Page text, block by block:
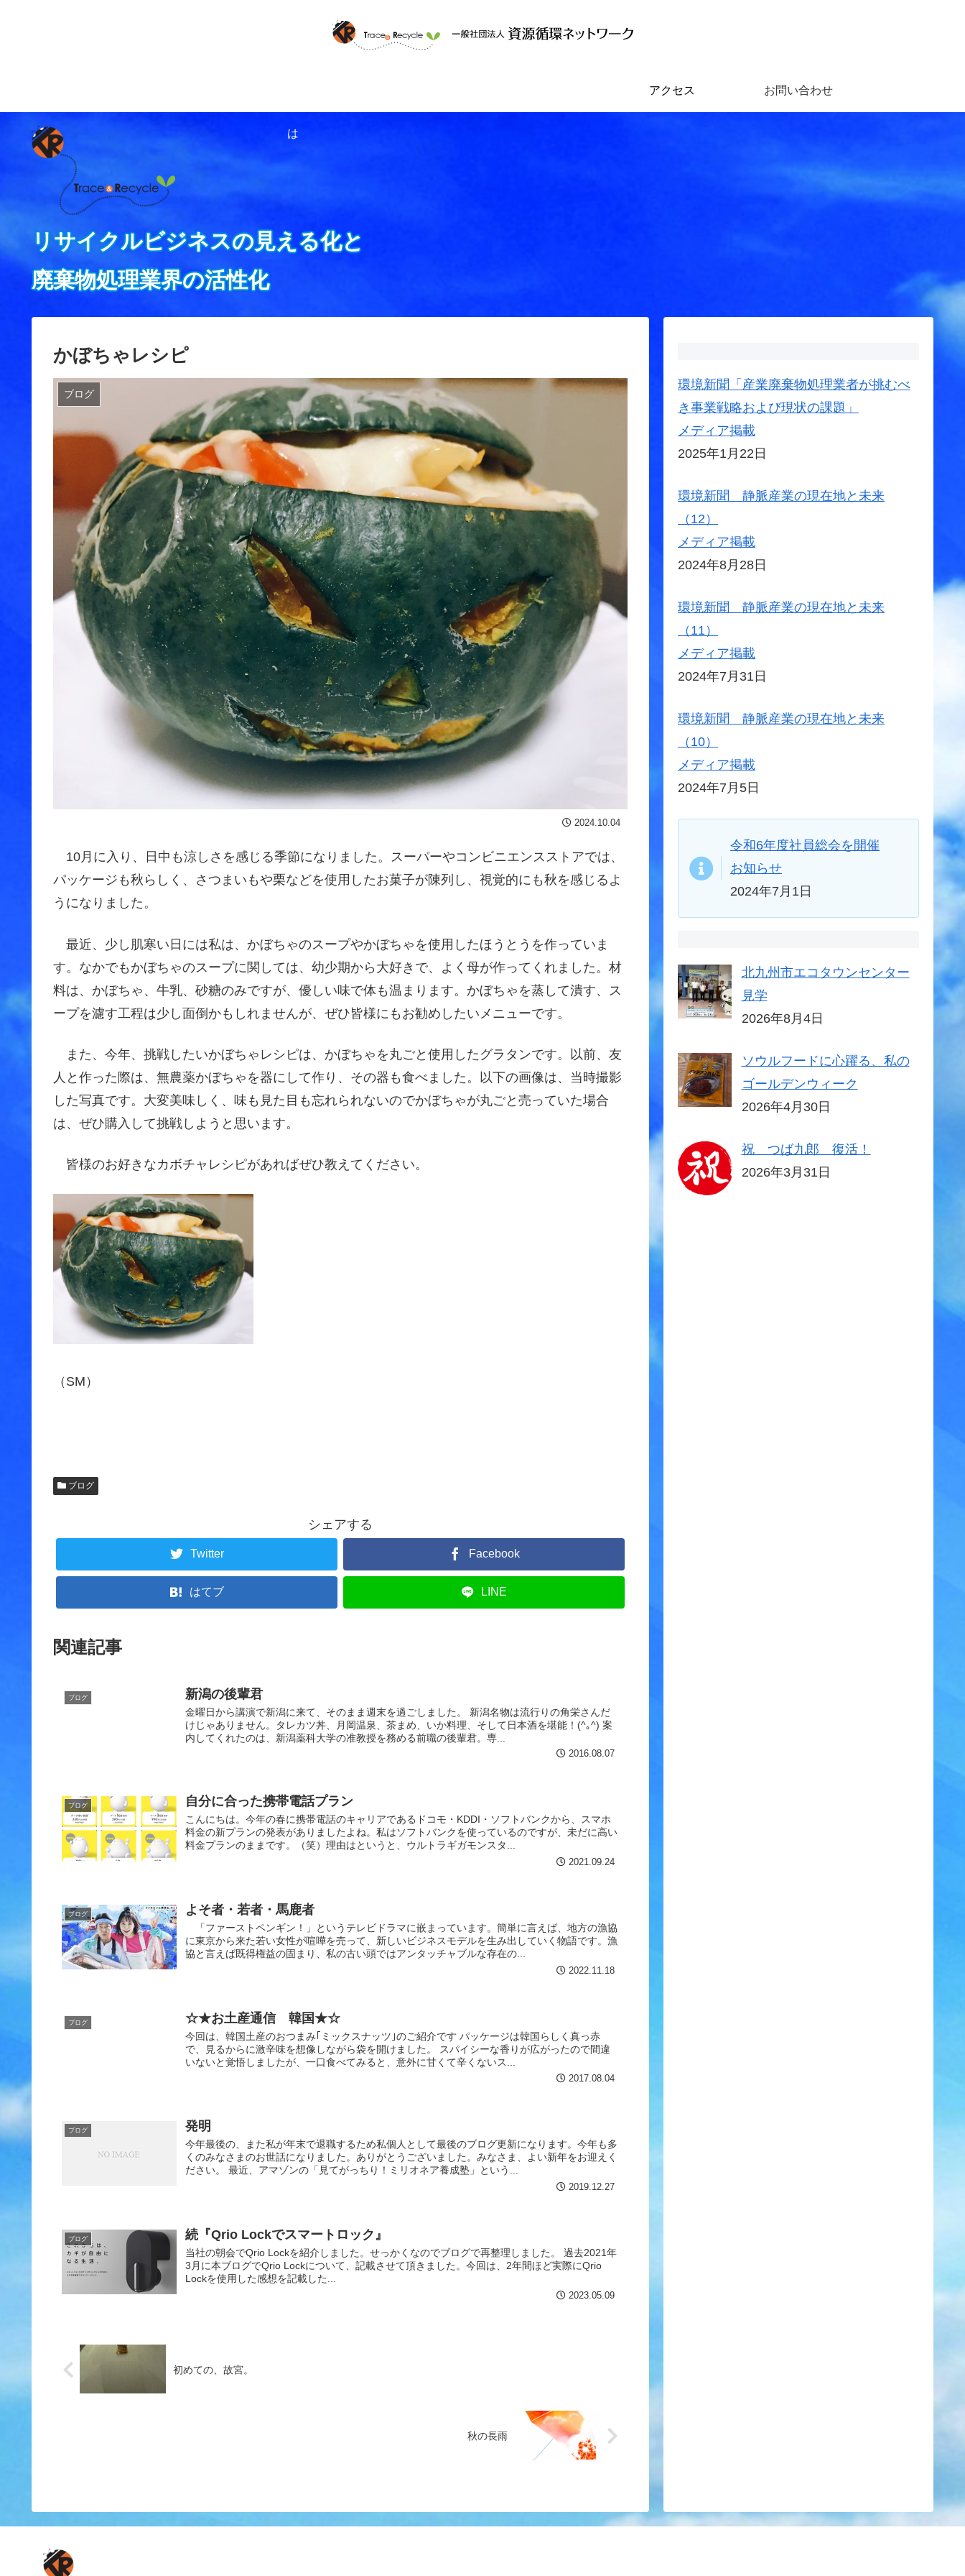
は
アクセス お問い合わせ
リサイクルビジネスの見える化と
廃棄物処理業界の活性化
かぼちゃレシピ
ブログ
2024.10.04
10月に入り、日中も涼しさを感じる季節になりました。スーパーやコンビニエンスストアでは、
パッケージも秋らしく、さつまいもや栗などを使用したお菓子が陳列し、視覚的にも秋を感じるよ
うになりました。
最近、少し肌寒い日には私は、かぼちゃのスープやかぼちゃを使用したほうとうを作っていま
す。なかでもかぼちゃのスープに関しては、幼少期から大好きで、よく母が作ってくれました。材
料は、かぼちゃ、牛乳、砂糖のみですが、優しい味で体も温まります。かぼちゃを蒸して潰す、ス
ープを濾す工程は少し面倒かもしれませんが、ぜひ皆様にもお勧めしたいメニューです。
また、今年、挑戦したいかぼちゃレシピは、かぼちゃを丸ごと使用したグラタンです。以前、友
人と作った際は、無農薬かぼちゃを器にして作り、その器も食べました。以下の画像は、当時撮影
した写真です。大変美味しく、味も見た目も忘れられないのでかぼちゃが丸ごと売っていた場合
は、ぜひ購入して挑戦しようと思います。
皆様のお好きなカボチャレシピがあればぜひ教えてください。
（SM）
ブログ
シェアする
Twitter Facebook
はてブ LINE
関連記事
ブログ 新潟の後輩君
金曜日から講演で新潟に来て、そのまま週末を過ごしました。 新潟名物は流行りの角栄さんだ
けじゃありません。タレカツ丼、月岡温泉、茶まめ、いか料理、そして日本酒を堪能！(^｡^) 案
内してくれたのは、新潟薬科大学の准教授を務める前職の後輩君。専...
2016.08.07
ブログ 自分に合った携帯電話プラン
こんにちは。今年の春に携帯電話のキャリアであるドコモ・KDDI・ソフトバンクから、スマホ
料金の新プランの発表がありましたよね。私はソフトバンクを使っているのですが、未だに高い
料金プランのままです。（笑）理由はというと、ウルトラギガモンスタ...
2021.09.24
ブログ よそ者・若者・馬鹿者
「ファーストペンギン！」というテレビドラマに嵌まっています。簡単に言えば、地方の漁協
に東京から来た若い女性が喧嘩を売って、新しいビジネスモデルを生み出していく物語です。漁
協と言えば既得権益の固まり、私の古い頭ではアンタッチャブルな存在の...
2022.11.18
ブログ ☆★お土産通信 韓国★☆
今回は、韓国土産のおつまみ｢ミックスナッツ｣のご紹介です パッケージは韓国らしく真っ赤
で、見るからに激辛味を想像しながら袋を開けました。 スパイシーな香りが広がったので間違
いないと覚悟しましたが、一口食べてみると、意外に甘くて辛くないス...
2017.08.04
ブログ 発明
今年最後の、また私が年末で退職するため私個人として最後のブログ更新になります。今年も多
くのみなさまのお世話になりました。ありがとうございました。みなさま、よい新年をお迎えく
ださい。 最近、アマゾンの「見てがっちり！ミリオネア養成塾」という...
2019.12.27
ブログ 続『Qrio Lockでスマートロック』
当社の朝会でQrio Lockを紹介しました。せっかくなのでブログで再整理しました。 過去2021年
3月に本ブログでQrio Lockについて、記載させて頂きました。今回は、2年間ほど実際にQrio
Lockを使用した感想を記載した...
2023.05.09
初めての、故宮。
秋の長雨
環境新聞「産業廃棄物処理業者が挑むべ
き事業戦略および現状の課題」
メディア掲載
2025年1月22日
環境新聞 静脈産業の現在地と未来
（12）
メディア掲載
2024年8月28日
環境新聞 静脈産業の現在地と未来
（11）
メディア掲載
2024年7月31日
環境新聞 静脈産業の現在地と未来
（10）
メディア掲載
2024年7月5日
令和6年度社員総会を開催
お知らせ
2024年7月1日
北九州市エコタウンセンター
見学
2026年8月4日
ソウルフードに心躍る、私の
ゴールデンウィーク
2026年4月30日
祝 つば九郎 復活！
2026年3月31日